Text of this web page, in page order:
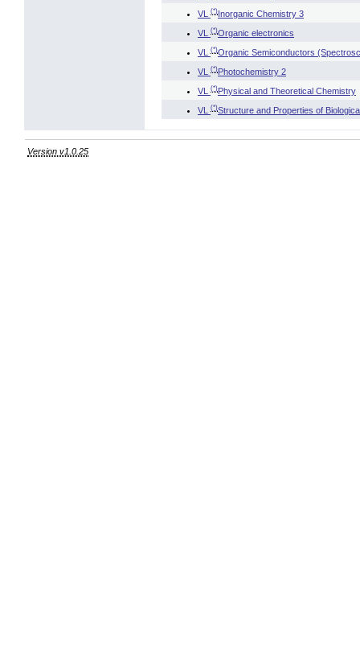
VL
(*)Inorganic Chemistry 3
VL
(*)Organic electronics
VL
(*)Organic Semiconductors
VL
(*)Photochemistry 2
VL
(*)Physical and Theoretical Chemistry
VL
(*)Structure and Properties of
Version v1.0.25